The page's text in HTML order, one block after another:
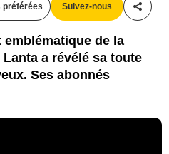
préférées Suivez-nous
de la
a révélé sa toute
Ses abonnés